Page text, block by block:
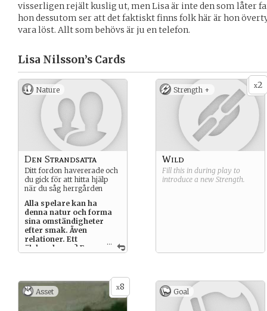
visserligen rejält kuslig ut, men Lisa är inte den som låter
hon dessutom ser att det faktiskt finns folk här är hon
vara löst. Allt som behövs är ju en telefon.
Lisa Nilsson’s Cards
Nature
...
Den Strandsatta
Ditt fordon havererade och
du gick för att hitta hjälp
när du såg herrgården
Alla spelare kan ha
denna natur och forma
sina omständigheter
efter smak. Även
relationer. Ett
älskande par? En
x2
Strength +
Wild
Fill this in during play to
introduce a new Strength.
x8
Asset Goal